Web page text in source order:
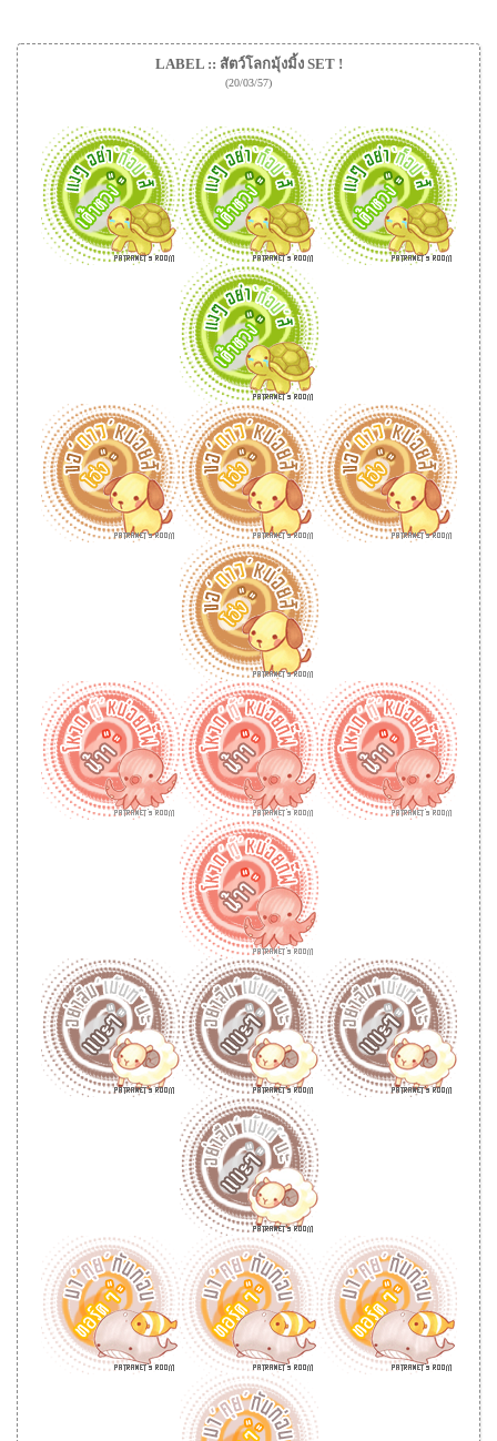
LABEL :: สัตว์โลกมุ้งมิ้ง SET !
(20/03/57)